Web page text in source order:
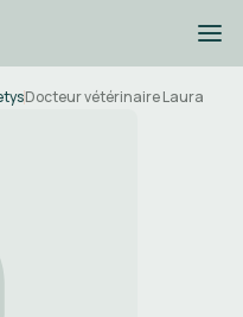
Docteur vétérinaire Laura